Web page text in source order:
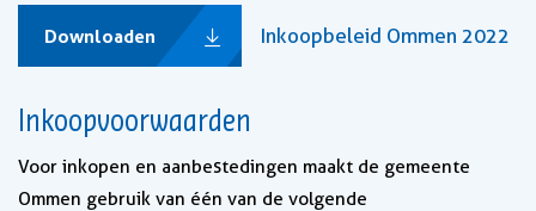
Inkoopbeleid Ommen 2022
Downloaden
Inkoopvoorwaarden
Voor inkopen en aanbestedingen maakt de gemeente
Ommen gebruik van één van de volgende